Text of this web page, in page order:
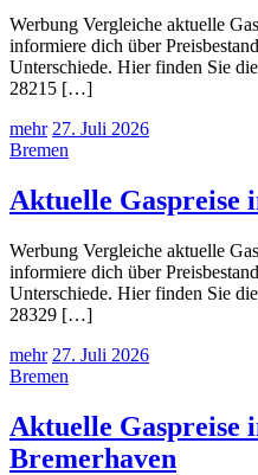
Werbung Vergleiche aktuelle
informiere dich über
Unterschiede. Hier finden Sie
28215 […]
mehr 27. Juli 2026
Bremen
Aktuelle Gaspreise
Werbung Vergleiche aktuelle
informiere dich über
Unterschiede. Hier finden Sie
28329 […]
mehr 27. Juli 2026
Bremen
Aktuelle Gaspreise
Bremerhaven